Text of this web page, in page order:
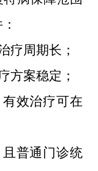
疗周期长；
方案稳定；
有效治疗可在
且普通门诊统